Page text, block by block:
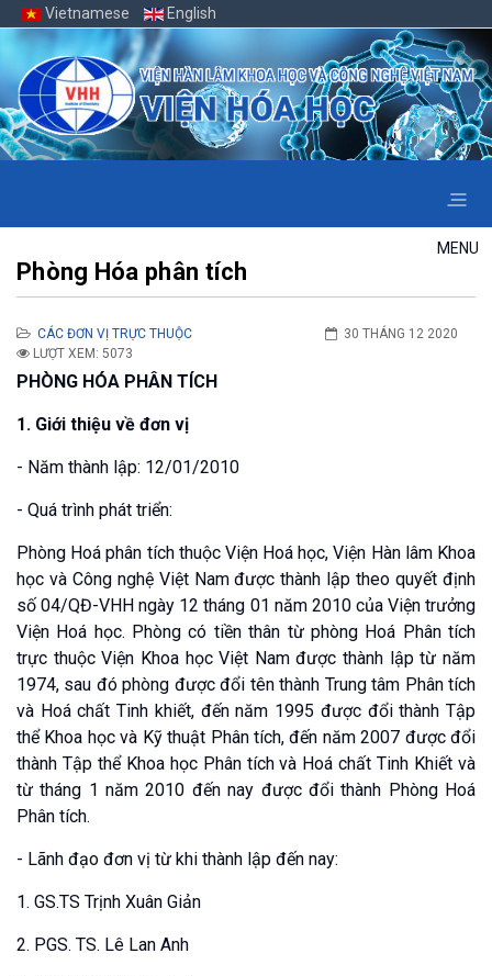
Vietnamese English
MENU
Phòng Hóa phân tích
CÁC ĐƠN VỊ TRỰC THUỘC
30 THÁNG 12 2020
LƯỢT XEM: 5073
PHÒNG HÓA PHÂN TÍCH
1. Giới thiệu về đơn vị
- Năm thành lập: 12/01/2010
- Quá trình phát triển:
Phòng Hoá phân tích thuộc Viện Hoá học, Viện Hàn lâm Khoa
học và Công nghệ Việt Nam được thành lập theo quyết định
số 04/QĐ-VHH ngày 12 tháng 01 năm 2010 của Viện trưởng
Viện Hoá học. Phòng có tiền thân từ phòng Hoá Phân tích
trực thuộc Viện Khoa học Việt Nam được thành lập từ năm
1974, sau đó phòng được đổi tên thành Trung tâm Phân tích
và Hoá chất Tinh khiết, đến năm 1995 được đổi thành Tập
thể Khoa học và Kỹ thuật Phân tích, đến năm 2007 được đổi
thành Tập thể Khoa học Phân tích và Hoá chất Tinh Khiết và
từ tháng 1 năm 2010 đến nay được đổi thành Phòng Hoá
Phân tích.
- Lãnh đạo đơn vị từ khi thành lập đến nay:
1. GS.TS Trịnh Xuân Giản
2. PGS. TS. Lê Lan Anh